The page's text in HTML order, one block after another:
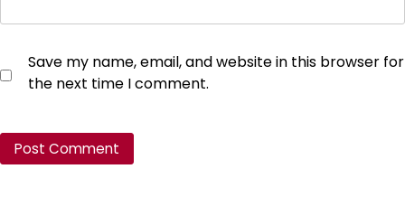
Save my name, email, and website in this browser for
the next time I comment.